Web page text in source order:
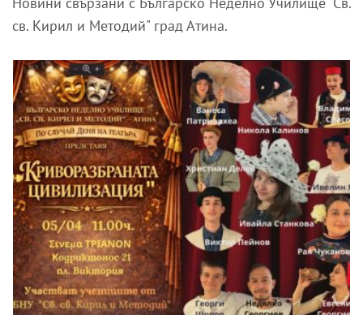
св. Кирил и Методий" град Атина.